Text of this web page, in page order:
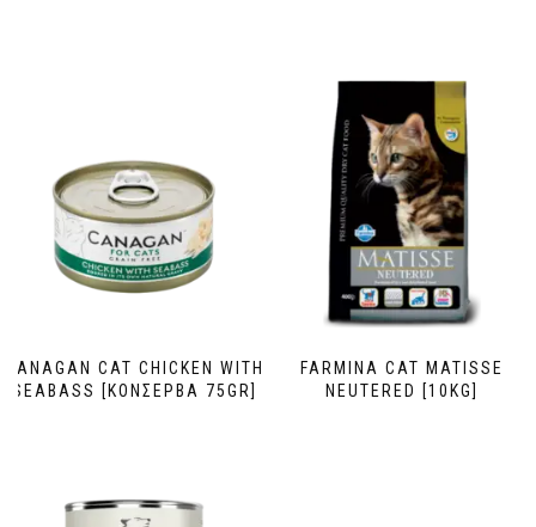
CANAGAN CAT CHICKEN WITH
SEABASS [ΚΟΝΣΕΡΒΑ 75GR]
FARMINA CAT MATISSE
NEUTERED [10KG]